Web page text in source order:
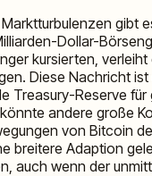
gibt
Dollar-
kursierten,
Diese Nachricht
Treasury-Reserve
andere große
von Bitcoin
breitere Adaption
auch wenn der